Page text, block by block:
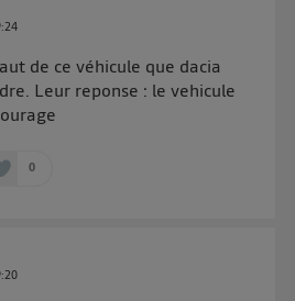
de ce véhicule que dacia
Leur reponse : le vehicule
0